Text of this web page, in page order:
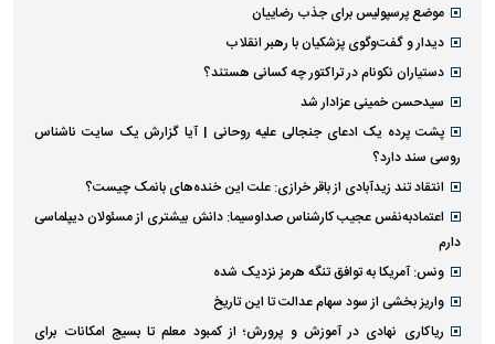
موضع پرسپولیس برای جذب رضاییان
دیدار و گفت‌وگوی پزشکیان با رهبر انقلاب
دستیاران نکونام در تراکتور چه کسانی هستند؟
سیدحسن خمینی عزادار شد
پشت پرده یک ادعای جنجالی علیه روحانی | آیا گزارش یک سایت ناشناس
روسی سند دارد؟
انتقاد تند زیدآبادی از باقر خرازی: علت این خنده‌های بانمک چیست؟
اعتمادبه‌نفس عجیب کارشناس صداوسیما: دانش بیشتری از مسئولان دیپلماسی
دارم
ونس: آمریکا به توافق تنگه هرمز نزدیک شده
واریز بخشی از سود سهام عدالت تا این تاریخ
ریاکاری نهادی در آموزش و پرورش؛ از کمبود معلم تا بسیج امکانات برای